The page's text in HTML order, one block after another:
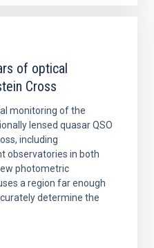
of optical
Cross
monitoring of the
lensed quasar QSO
including
observatories in both
photometric
a region far enough
determine the